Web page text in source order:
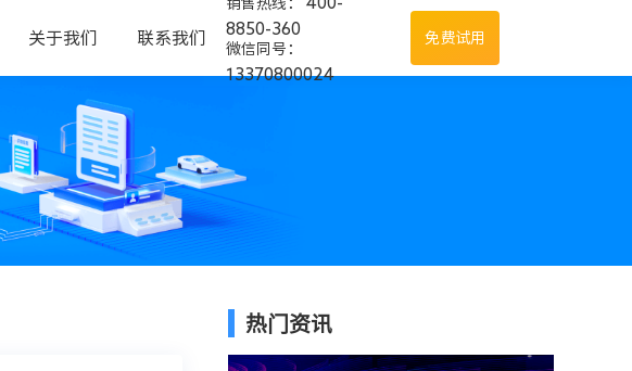
关于我们 联系我们
销售热线：
8850-360
微信同号：
13370800024
免费试用
热门资讯